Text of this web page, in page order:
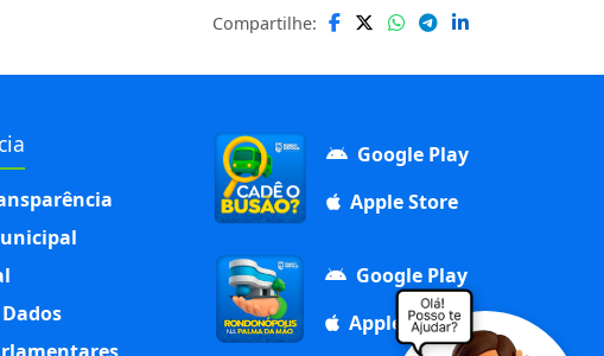
Compartilhe:
Google Play
Apple Store
Google Play
Apple Store